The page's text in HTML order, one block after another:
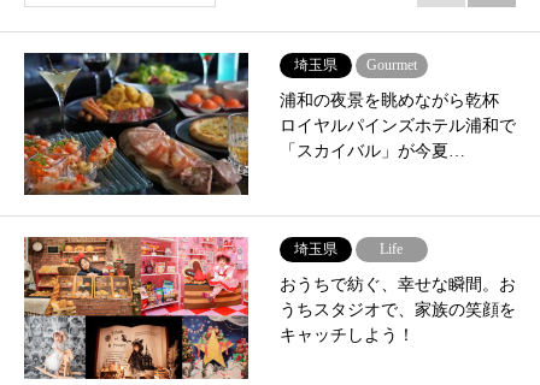
埼玉県 Gourmet
浦和の夜景を眺めながら乾杯
ロイヤルパインズホテル浦和で
「スカイバル」が今夏…
埼玉県 Life
おうちで紡ぐ、幸せな瞬間。お
うちスタジオで、家族の笑顔を
キャッチしよう！